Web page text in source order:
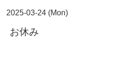
2025-03-24 (Mon)
お休み